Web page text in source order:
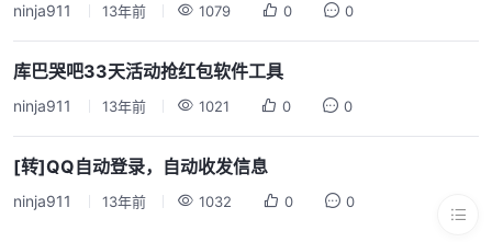
ninja911 13年前 1079 0 0
库巴哭吧33天活动抢红包软件工具
ninja911 13年前 1021 0 0
[转]QQ自动登录，自动收发信息
ninja911 13年前 1032 0 0